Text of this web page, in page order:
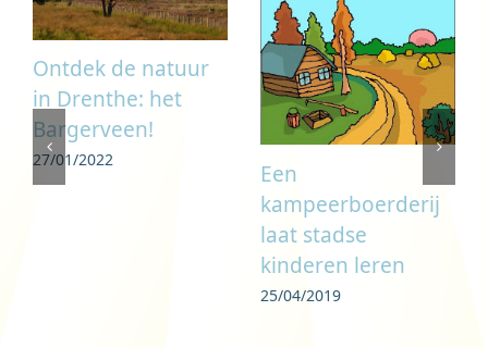
Ontdek de natuur
in Drenthe: het
Bargerveen!
27/01/2022
Een
kampeerboerderij
laat stadse
kinderen leren
25/04/2019